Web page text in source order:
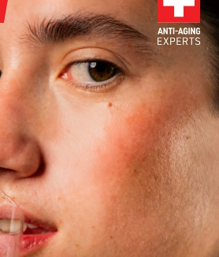
设备
cleansing devices
设备
facial hydration devices
设备
sonic toothbrushes
P1 Primer
honey primer
肤品
skincare
品
aging treatments
221
LED hand mask
肤品
skincare
品
treatments
肤品
skincare
品
Red Light Serum
skincare
skincare
products
treatments
2 Pro Max
IPL hair removal device
2
removal
身体护理
2 body
body toning
4 body
body brush
2 plus
acne LED therapy
2 eyes & lips
line smoothing device
8/9/26
预计送达日期8/9/26
预计送达日期8/9/26
预计送达日期 8/13/26
预计送达日期8/9/26
预计送达日期 8/13/26
预计送达日期 8/9/26